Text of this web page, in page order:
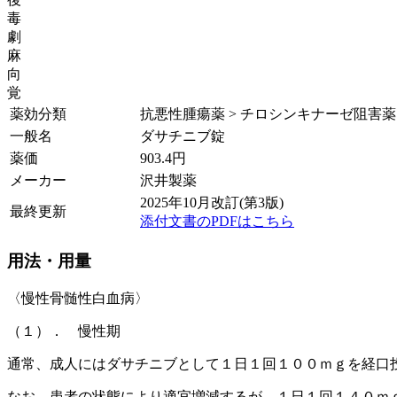
毒
劇
麻
向
覚
薬効分類
抗悪性腫瘍薬 > チロシンキナーゼ阻害薬
一般名
ダサチニブ錠
薬価
903.4円
メーカー
沢井製薬
最終更新
2025年10月改訂(第3版)
添付文書のPDFはこちら
用法・用量
〈慢性骨髄性白血病〉
（１）． 慢性期
通常、成人にはダサチニブとして１日１回１００ｍｇを経口